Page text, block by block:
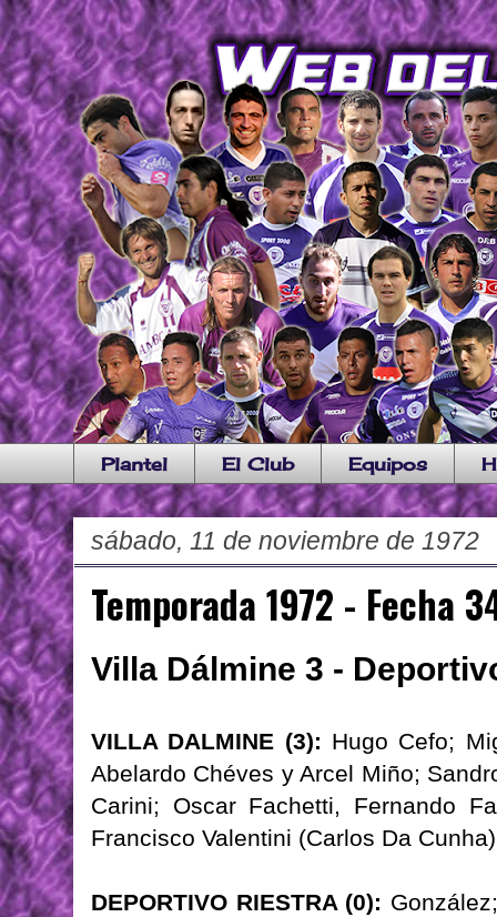
Plantel El Club Equipos
sábado, 11 de noviembre de 1972
Temporada 1972 - Fecha
Villa Dálmine 3 -
VILLA DALMINE (3): Hugo Cefo;
Abelardo Chéves y Arcel Miño;
Carini; Oscar Fachetti, Fernando
Francisco Valentini (Carlos Da
DEPORTIVO RIESTRA (0):